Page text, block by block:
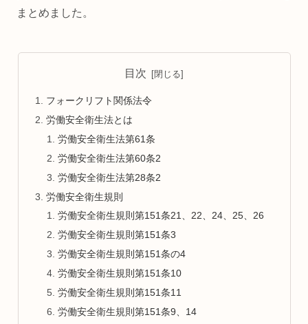
まとめました。
目次
フォークリフト関係法令
労働安全衛生法とは
労働安全衛生法第61条
労働安全衛生法第60条2
労働安全衛生法第28条2
労働安全衛生規則
労働安全衛生規則第151条21、22、24、25、26
労働安全衛生規則第151条3
労働安全衛生規則第151条の4
労働安全衛生規則第151条10
労働安全衛生規則第151条11
労働安全衛生規則第151条9、14